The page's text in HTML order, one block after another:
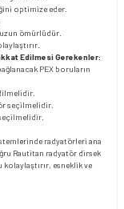
optimize eder.
ömürlüdür.
Edilmesi Gerekenler:
PEX boruların
seçilmelidir.
radyatörleri ana
Rautitan radyatör dirsek
esneklik ve